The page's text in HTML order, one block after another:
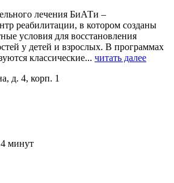
лечения БиАТи –
реабилитации, в котором созданы
условия для восстановления
у детей и взрослых. В программах
классические... читать далее
д. 4, корп. 1
минут